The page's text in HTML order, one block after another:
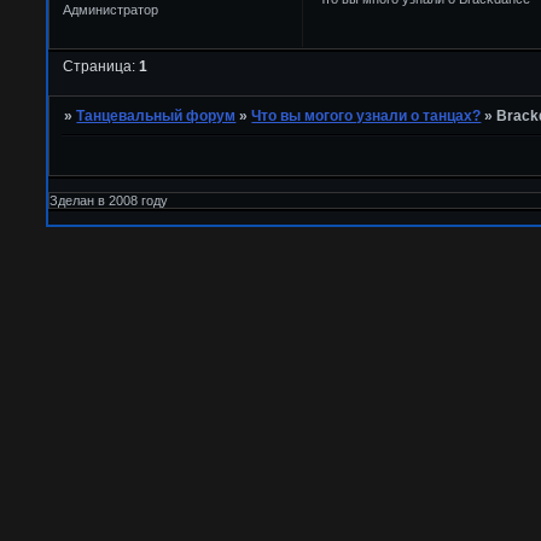
Администратор
Страница:1
»Танцевальный форум »Что вы могого узнали о танцах? »
Зделан в 2008 году